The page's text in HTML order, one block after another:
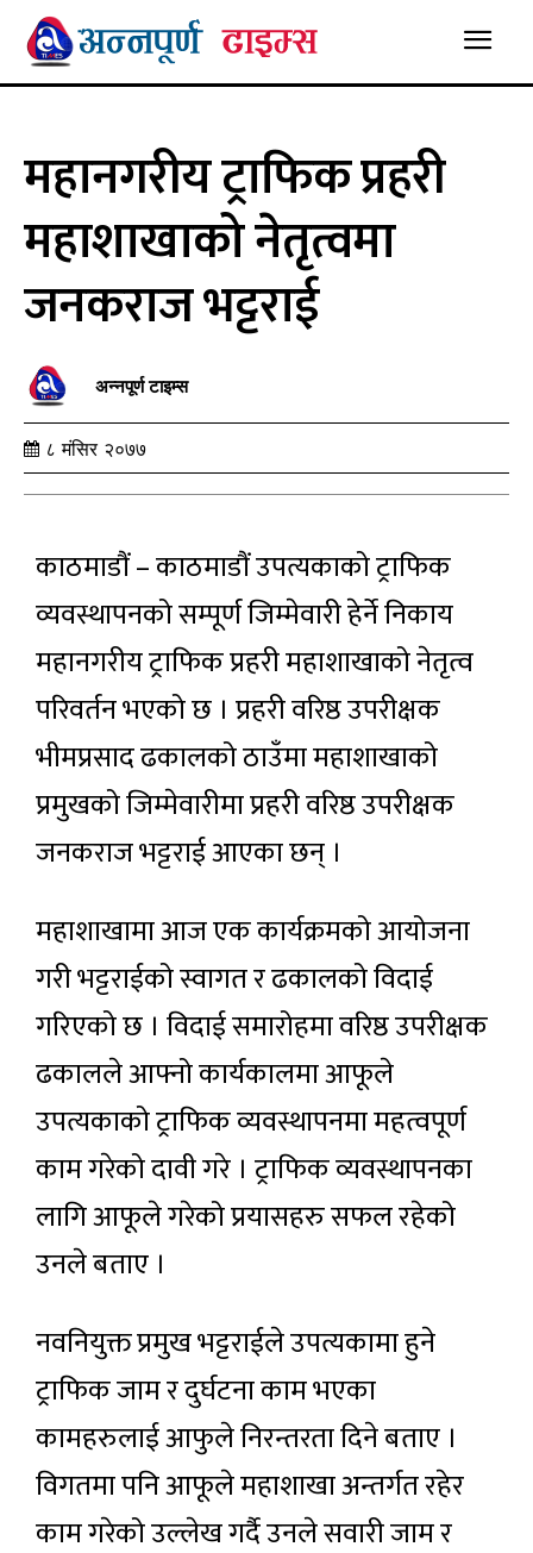
महानगरीय ट्राफिक प्रहरी
महाशाखाको नेतृत्वमा
जनकराज भट्टराई
अन्नपूर्ण टाइम्स
८ मंसिर २०७७
काठमाडौं – काठमाडौं उपत्यकाको ट्राफिक
व्यवस्थापनको सम्पूर्ण जिम्मेवारी हेर्ने निकाय
महानगरीय ट्राफिक प्रहरी महाशाखाको नेतृत्व
परिवर्तन भएको छ । प्रहरी वरिष्ठ उपरीक्षक
भीमप्रसाद ढकालको ठाउँमा महाशाखाको
प्रमुखको जिम्मेवारीमा प्रहरी वरिष्ठ उपरीक्षक
जनकराज भट्टराई आएका छन् ।
महाशाखामा आज एक कार्यक्रमको आयोजना
गरी भट्टराईको स्वागत र ढकालको विदाई
गरिएको छ । विदाई समारोहमा वरिष्ठ उपरीक्षक
ढकालले आफ्नो कार्यकालमा आफूले
उपत्यकाको ट्राफिक व्यवस्थापनमा महत्वपूर्ण
काम गरेको दावी गरे । ट्राफिक व्यवस्थापनका
लागि आफूले गरेको प्रयासहरु सफल रहेको
उनले बताए ।
नवनियुक्त प्रमुख भट्टराईले उपत्यकामा हुने
ट्राफिक जाम र दुर्घटना काम भएका
कामहरुलाई आफुले निरन्तरता दिने बताए ।
विगतमा पनि आफूले महाशाखा अन्तर्गत रहेर
काम गरेको उल्लेख गर्दै उनले सवारी जाम र